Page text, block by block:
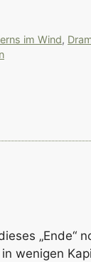
im Wind,
„Ende“
wenigen